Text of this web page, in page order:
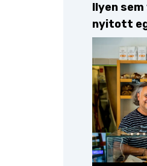
Ilyen
nyitott